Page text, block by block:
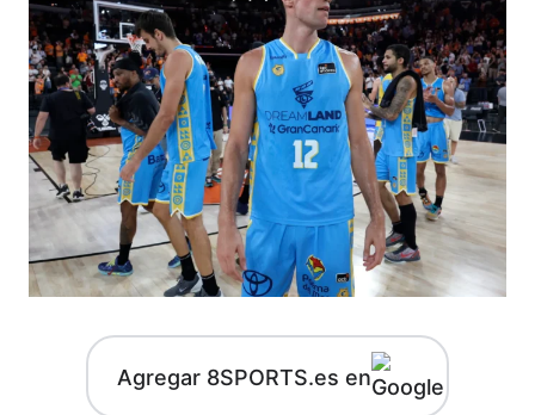
Agregar 8SPORTS.es en